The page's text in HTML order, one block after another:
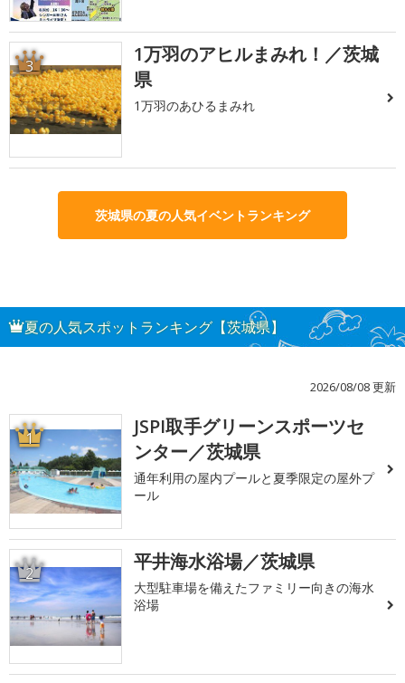
3
1万羽のアヒルまみれ！／茨城
県
1万羽のあひるまみれ
茨城県の夏の人気イベントランキング
夏の人気スポットランキング【茨城県】
2026/08/08 更新
1
JSPI取手グリーンスポーツセ
ンター／茨城県
通年利用の屋内プールと夏季限定の屋外プ
ール
2 平井海水浴場／茨城県
大型駐車場を備えたファミリー向きの海水
浴場